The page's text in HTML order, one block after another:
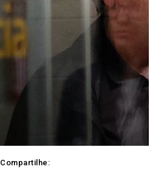
Compartilhe: